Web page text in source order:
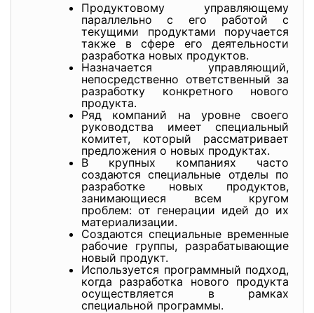
Продуктовому управляющему
параллельно с его работой с
текущими продуктами поручается
также в сфере его деятельности
разработка новых продуктов.
Назначается управляющий,
непосредственно ответственный за
разработку конкретного нового
продукта.
Ряд компаний на уровне своего
руководства имеет специальный
комитет, который рассматривает
предложения о новых продуктах.
В крупных компаниях часто
создаются специальные отделы по
разработке новых продуктов,
занимающиеся всем кругом
проблем: от генерации идей до их
материализации.
Создаются специальные временные
рабочие группы, разрабатывающие
новый продукт.
Используется программный подход,
когда разработка нового продукта
осуществляется в рамках
специальной программы.